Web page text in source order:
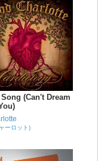
(Can't Dream
ーロット)